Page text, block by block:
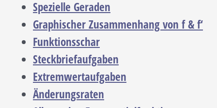
Spezielle Geraden
Graphischer Zusammenhang von f & f‘
Funktionsschar
Steckbriefaufgaben
Extremwertaufgaben
Änderungsraten